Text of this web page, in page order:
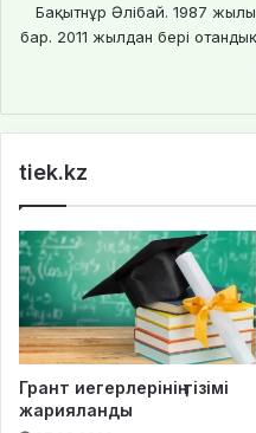
Бақытнұр Әлібай. 1987
бар. 2011 жылдан бері
tiek.kz
Грант иегерлерінің тізімі
жарияланды